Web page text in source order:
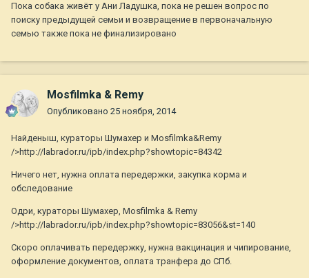
Пока собака живёт у Ани Ладушка, пока не решен вопрос по
поиску предыдущей семьи и возвращение в первоначальную
семью также пока не финализировано
Mosfilmka & Remy
Опубликовано 25 ноября, 2014
Найденыш, кураторы Шумахер и Mosfilmka&Remy
/>http://labrador.ru/ipb/index.php?showtopic=84342
Ничего нет, нужна оплата передержки, закупка корма и
обследование
Одри, кураторы Шумахер, Mosfilmka & Remy
/>http://labrador.ru/ipb/index.php?showtopic=83056&st=140
Скоро оплачивать передержку, нужна вакцинация и чипирование,
оформление документов, оплата транфера до СПб.